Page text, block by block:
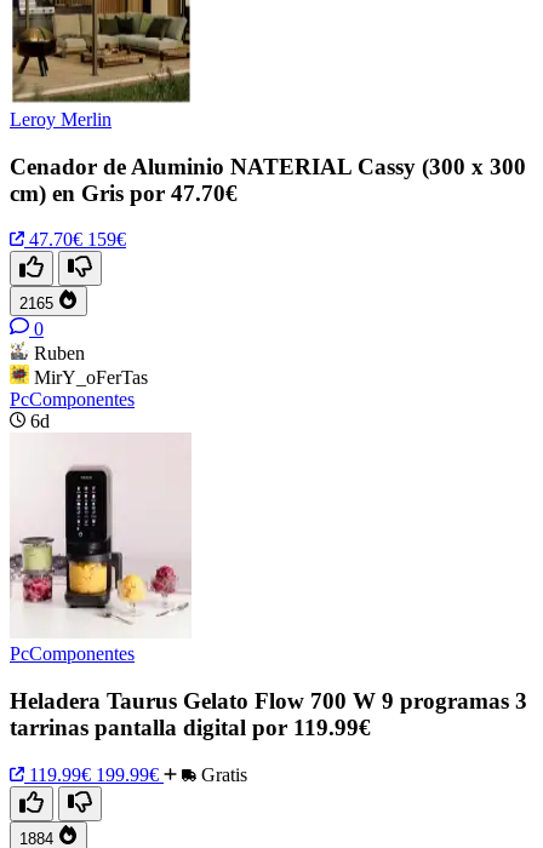
Leroy Merlin
Cenador de Aluminio NATERIAL Cassy (300 x 300
cm) en Gris por 47.70€
47.70€ 159€
2165
0
Ruben
MirY_oFerTas
PcComponentes
6d
PcComponentes
Heladera Taurus Gelato Flow 700 W 9 programas 3
tarrinas pantalla digital por 119.99€
119.99€ 199.99€ Gratis
1884